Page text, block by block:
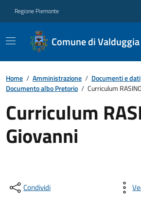
Regione Piemonte
Comune di Valduggia
Home / Amministrazione / Documenti e dati
Documento albo Pretorio / Curriculum
Curriculum
Giovanni
Condividi